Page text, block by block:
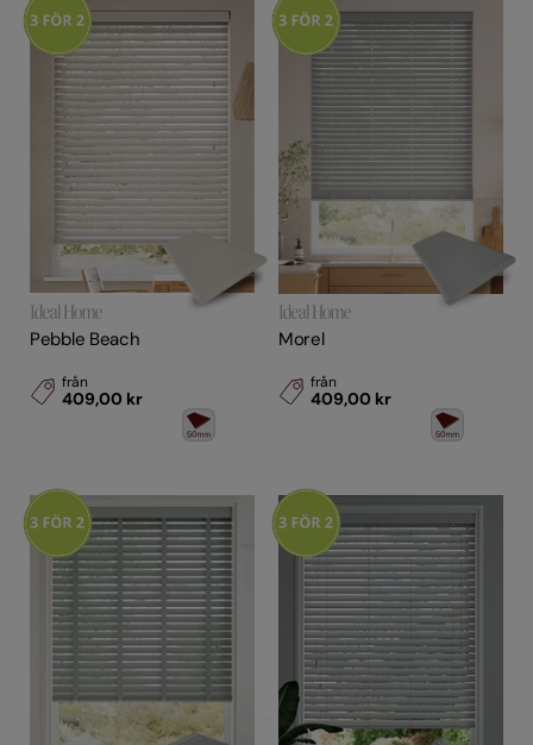
Egenskaper
Material
Pebble Beach
från
409,00 kr
Morel
från
409,00 kr